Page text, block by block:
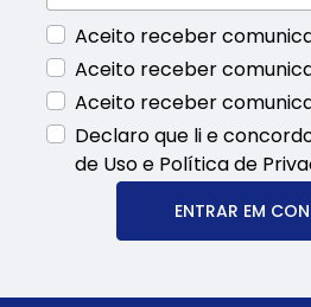
Aceito receber
Aceito receber
Aceito receber
Declaro que li e
de Uso e Política de
ENTRAR EM